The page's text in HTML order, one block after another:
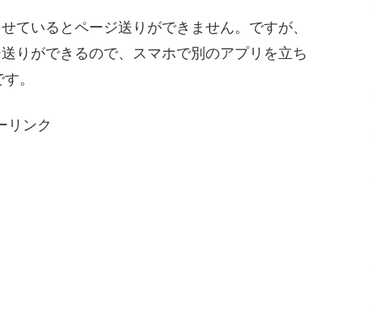
ているとページ送りができません。ですが、
りができるので、スマホで別のアプリを立ち
。
リンク